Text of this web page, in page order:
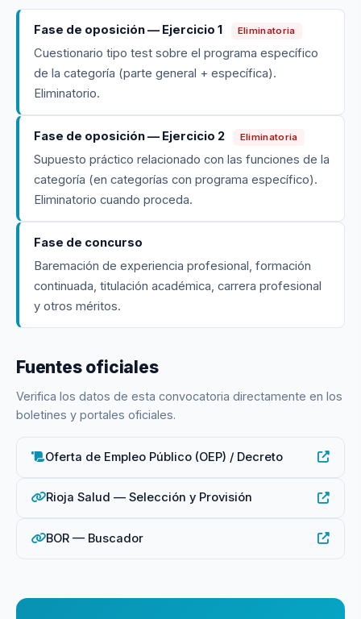
Fase de oposición — Ejercicio 1 Eliminatoria
Cuestionario tipo test sobre el programa específico
de la categoría (parte general + específica).
Eliminatorio.
Fase de oposición — Ejercicio 2 Eliminatoria
Supuesto práctico relacionado con las funciones de la
categoría (en categorías con programa específico).
Eliminatorio cuando proceda.
Fase de concurso
Baremación de experiencia profesional, formación
continuada, titulación académica, carrera profesional
y otros méritos.
Fuentes oficiales
Verifica los datos de esta convocatoria directamente en los
boletines y portales oficiales.
Oferta de Empleo Público (OEP) / Decreto
Rioja Salud — Selección y Provisión
BOR — Buscador